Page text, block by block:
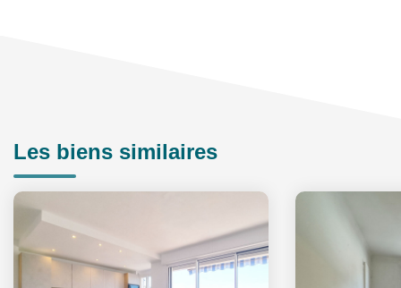
Les biens similaires